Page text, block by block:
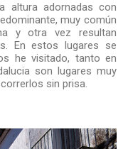
altura adornadas con
muy común
y otra vez resultan
En estos lugares se
he visitado, tanto en
son lugares muy
sin prisa.